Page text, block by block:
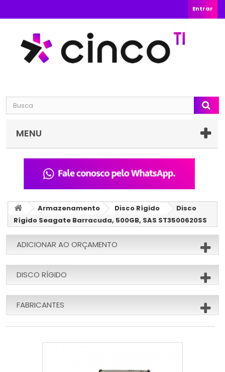
Entrar
MENU
Armazenamento Disco Rígido
Disco
Rígido Seagate Barracuda, 500GB, SAS ST3500620SS
ADICIONAR AO ORÇAMENTO
DISCO RÍGIDO
FABRICANTES